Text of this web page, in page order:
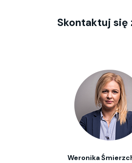
Skontaktuj się
Weronika